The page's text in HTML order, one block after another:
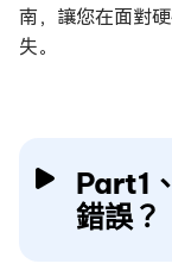
南，讓您在面對
失。
Part1
錯誤？